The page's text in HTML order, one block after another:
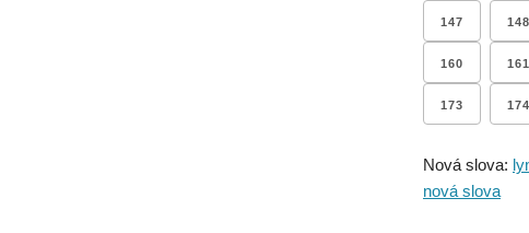
147 148
160 161
173 174
Nová slova:
nová slova